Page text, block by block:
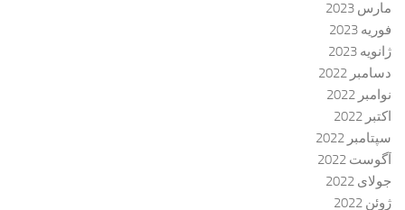
مارس 2023
فوریه 2023
ژانویه 2023
دسامبر 2022
نوامبر 2022
اکتبر 2022
سپتامبر 2022
آگوست 2022
جولای 2022
ژوئن 2022